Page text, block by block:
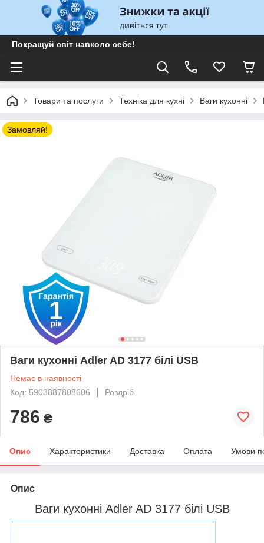
Покращуй світ навколо себе!
Товари та послуги Техніка для кухні Ваги кухонні
Замовляй!
Ваги кухонні Adler AD 3177 білі USB
Немає в наявності
Код: 5903887808606
Роздріб
786 ₴
Опис Характеристики Доставка Оплата Умови
Опис
Ваги кухонні Adler AD 3177 білі USB